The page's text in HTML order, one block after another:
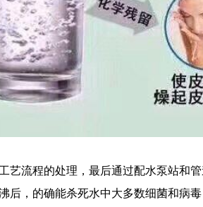
艺流程的处理，最后通过配水泵站和管
后，的确能杀死水中大多数细菌和病毒